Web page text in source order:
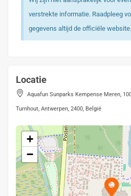
verstrekte informatie. Raadpleeg
gegevens altijd de officiële website.
Locatie
Aquafun Sunparks Kempense Meren,
Turnhout, Antwerpen, 2400, België
+
−